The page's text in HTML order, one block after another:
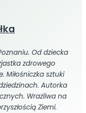
Od dziecka
zdrowego
Miłośniczka sztuki
Autorka
Wrażliwa na
Ziemi.